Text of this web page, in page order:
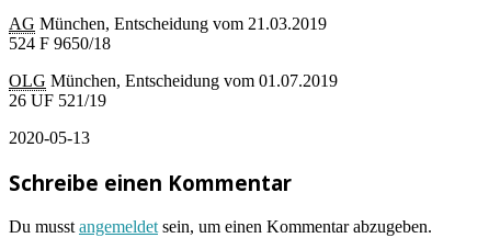
AG München, Entscheidung vom 21.03.2019
524 F 9650/18
OLG München, Entscheidung vom 01.07.2019
26 UF 521/19
2020-05-13
Schreibe einen Kommentar
Du musst angemeldet sein, um einen Kommentar abzugeben.